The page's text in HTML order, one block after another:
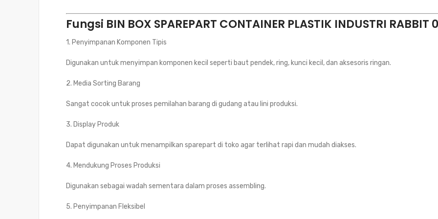
Fungsi BIN BOX SPAREPART CONTAINER PLASTIK INDUSTRI RABBIT
1. Penyimpanan Komponen Tipis
Digunakan untuk menyimpan komponen kecil seperti baut pendek, ring, kunci kecil, dan aksesoris ringan.
2. Media Sorting Barang
Sangat cocok untuk proses pemilahan barang di gudang atau lini produksi.
3. Display Produk
Dapat digunakan untuk menampilkan sparepart di toko agar terlihat rapi dan mudah diakses.
4. Mendukung Proses Produksi
Digunakan sebagai wadah sementara dalam proses assembling.
5. Penyimpanan Fleksibel